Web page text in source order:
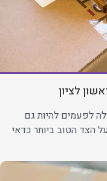
לציון
לפעמים להיות גם
הצד הטוב ביותר כדאי